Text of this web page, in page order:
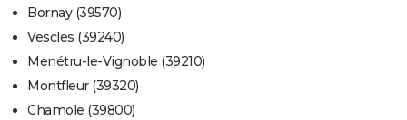
Bornay (39570)
Vescles (39240)
Menétru-le-Vignoble (39210)
Montfleur (39320)
Chamole (39800)